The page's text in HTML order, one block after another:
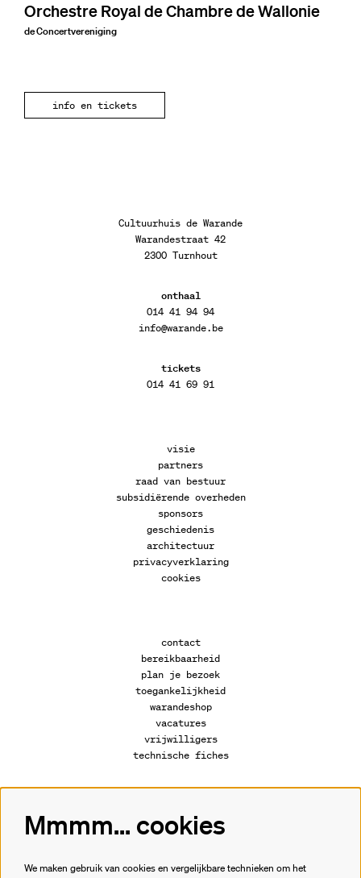
Orchestre Royal de Chambre de Wallonie
de Concertvereniging
info en tickets
Cultuurhuis de Warande
Warandestraat 42
2300 Turnhout
onthaal
014 41 94 94
info@warande.be
tickets
014 41 69 91
visie
partners
raad van bestuur
subsidiërende overheden
sponsors
geschiedenis
architectuur
privacyverklaring
cookies
contact
bereikbaarheid
plan je bezoek
toegankelijkheid
warandeshop
vacatures
vrijwilligers
technische fiches
Volg ons
Mmmm... cookies
We maken gebruik van cookies en vergelijkbare technieken om het